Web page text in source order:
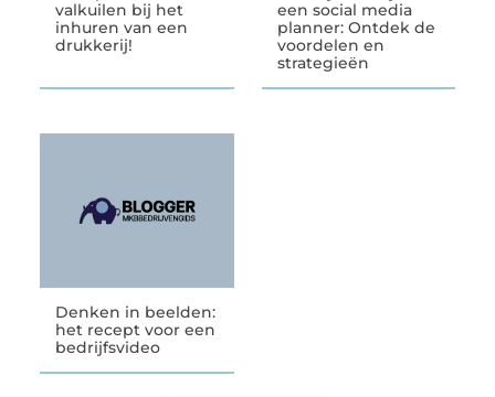
valkuilen bij het
inhuren van een
drukkerij!
een social media
planner: Ontdek de
voordelen en
strategieën
Denken in beelden:
het recept voor een
bedrijfsvideo